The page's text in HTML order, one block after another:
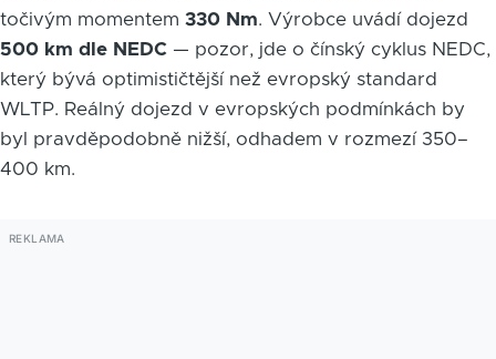
točivým momentem 330 Nm. Výrobce uvádí dojezd
500 km dle NEDC — pozor, jde o čínský cyklus NEDC,
který bývá optimističtější než evropský standard
WLTP. Reálný dojezd v evropských podmínkách by
byl pravděpodobně nižší, odhadem v rozmezí 350–
400 km.